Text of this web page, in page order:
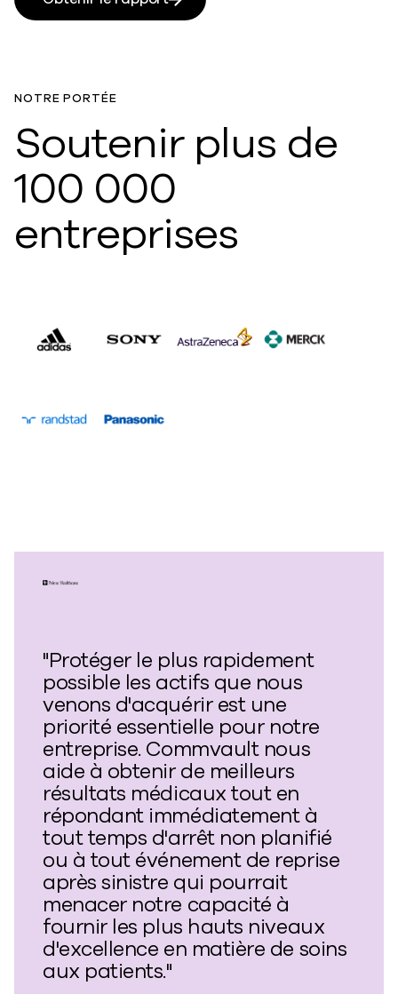
NOTRE PORTÉE
Soutenir plus de
100 000
entreprises
"Protéger le plus rapidement
possible les actifs que nous
venons d'acquérir est une
priorité essentielle pour notre
entreprise. Commvault nous
aide à obtenir de meilleurs
résultats médicaux tout en
répondant immédiatement à
tout temps d'arrêt non planifié
ou à tout événement de reprise
après sinistre qui pourrait
menacer notre capacité à
fournir les plus hauts niveaux
d'excellence en matière de soins
aux patients."